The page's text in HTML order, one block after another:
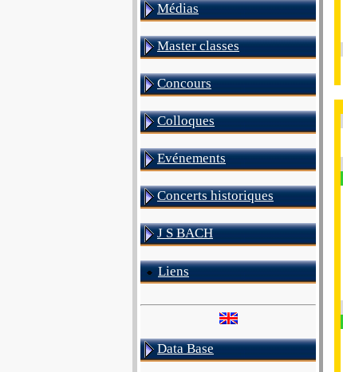
Médias
Master classes
Concours
Colloques
Evénements
Concerts historiques
J S BACH
Liens
Data Base